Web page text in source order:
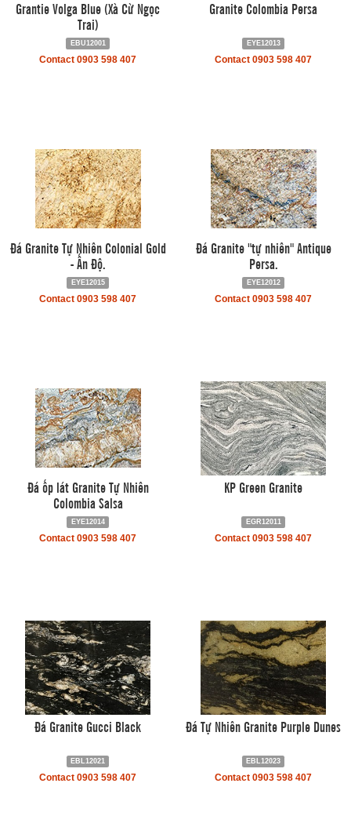
Grantie Volga Blue (Xà Cừ Ngọc
Trai)
EBU12001
Contact 0903 598 407
Granite Colombia Persa
EYE12013
Contact 0903 598 407
Đá Granite Tự Nhiên Colonial Gold
- Ấn Độ.
EYE12015
Contact 0903 598 407
Đá Granite "tự nhiên" Antique
Persa.
EYE12012
Contact 0903 598 407
Đá ốp lát Granite Tự Nhiên
Colombia Salsa
EYE12014
Contact 0903 598 407
KP Green Granite
EGR12011
Contact 0903 598 407
Đá Granite Gucci Black
EBL12021
Contact 0903 598 407
Đá Tự Nhiên Granite Purple Dunes
EBL12023
Contact 0903 598 407